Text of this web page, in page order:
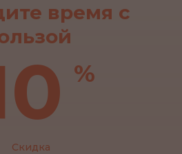
%
время с
Скидка